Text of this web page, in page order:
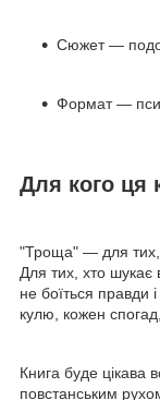
Сюжет —
Формат —
Для кого ця
"Троща" — для тих,
Для тих, хто шукає
не боїться правди
кулю, кожен
Книга буде цікава
повстанським